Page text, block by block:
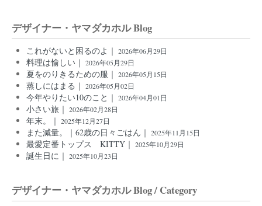
デザイナー・ヤマダカホル Blog
これがないと困るのよ｜ 2026年06月29日
料理は愉しい｜ 2026年05月29日
夏をのりきるための服｜ 2026年05月15日
蒸しにはまる｜ 2026年05月02日
今年やりたい10のこと｜ 2026年04月01日
小さい旅｜ 2026年02月28日
年末。｜ 2025年12月27日
また減量。｜62歳の日々ごはん｜ 2025年11月15日
最愛定番トップス KITTY｜ 2025年10月29日
誕生日に｜ 2025年10月23日
デザイナー・ヤマダカホル Blog / Category